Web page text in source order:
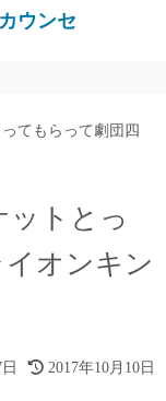
ウンセ
てもらって劇団四
トとっ
オンキン
2017年10月10日